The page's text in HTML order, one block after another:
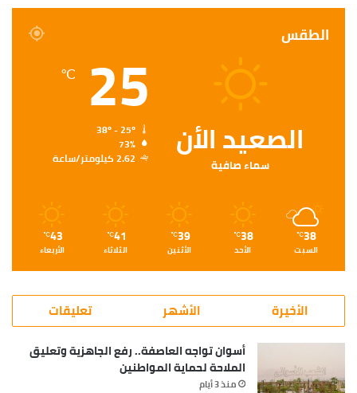
الطقس
الصعيد الأن
سماء صافية
25
℃
73%
2.62 كيلومتر/ساعة
38
℃
السبت
38
℃
الأحد
39
℃
الأثنين
41
℃
الثلاثاء
43
℃
الأربعاء
الأخيرة الأشهر تعليقات
أسوان تواجه العاصفة.. رفع الجاهزية وتعليق
الملاحة لحماية المواطنين
منذ 3 أيام